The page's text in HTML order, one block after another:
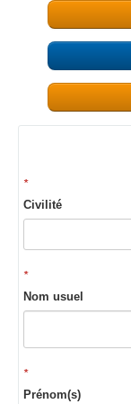
*
Civilité
*
Nom usuel
*
Prénom(s)